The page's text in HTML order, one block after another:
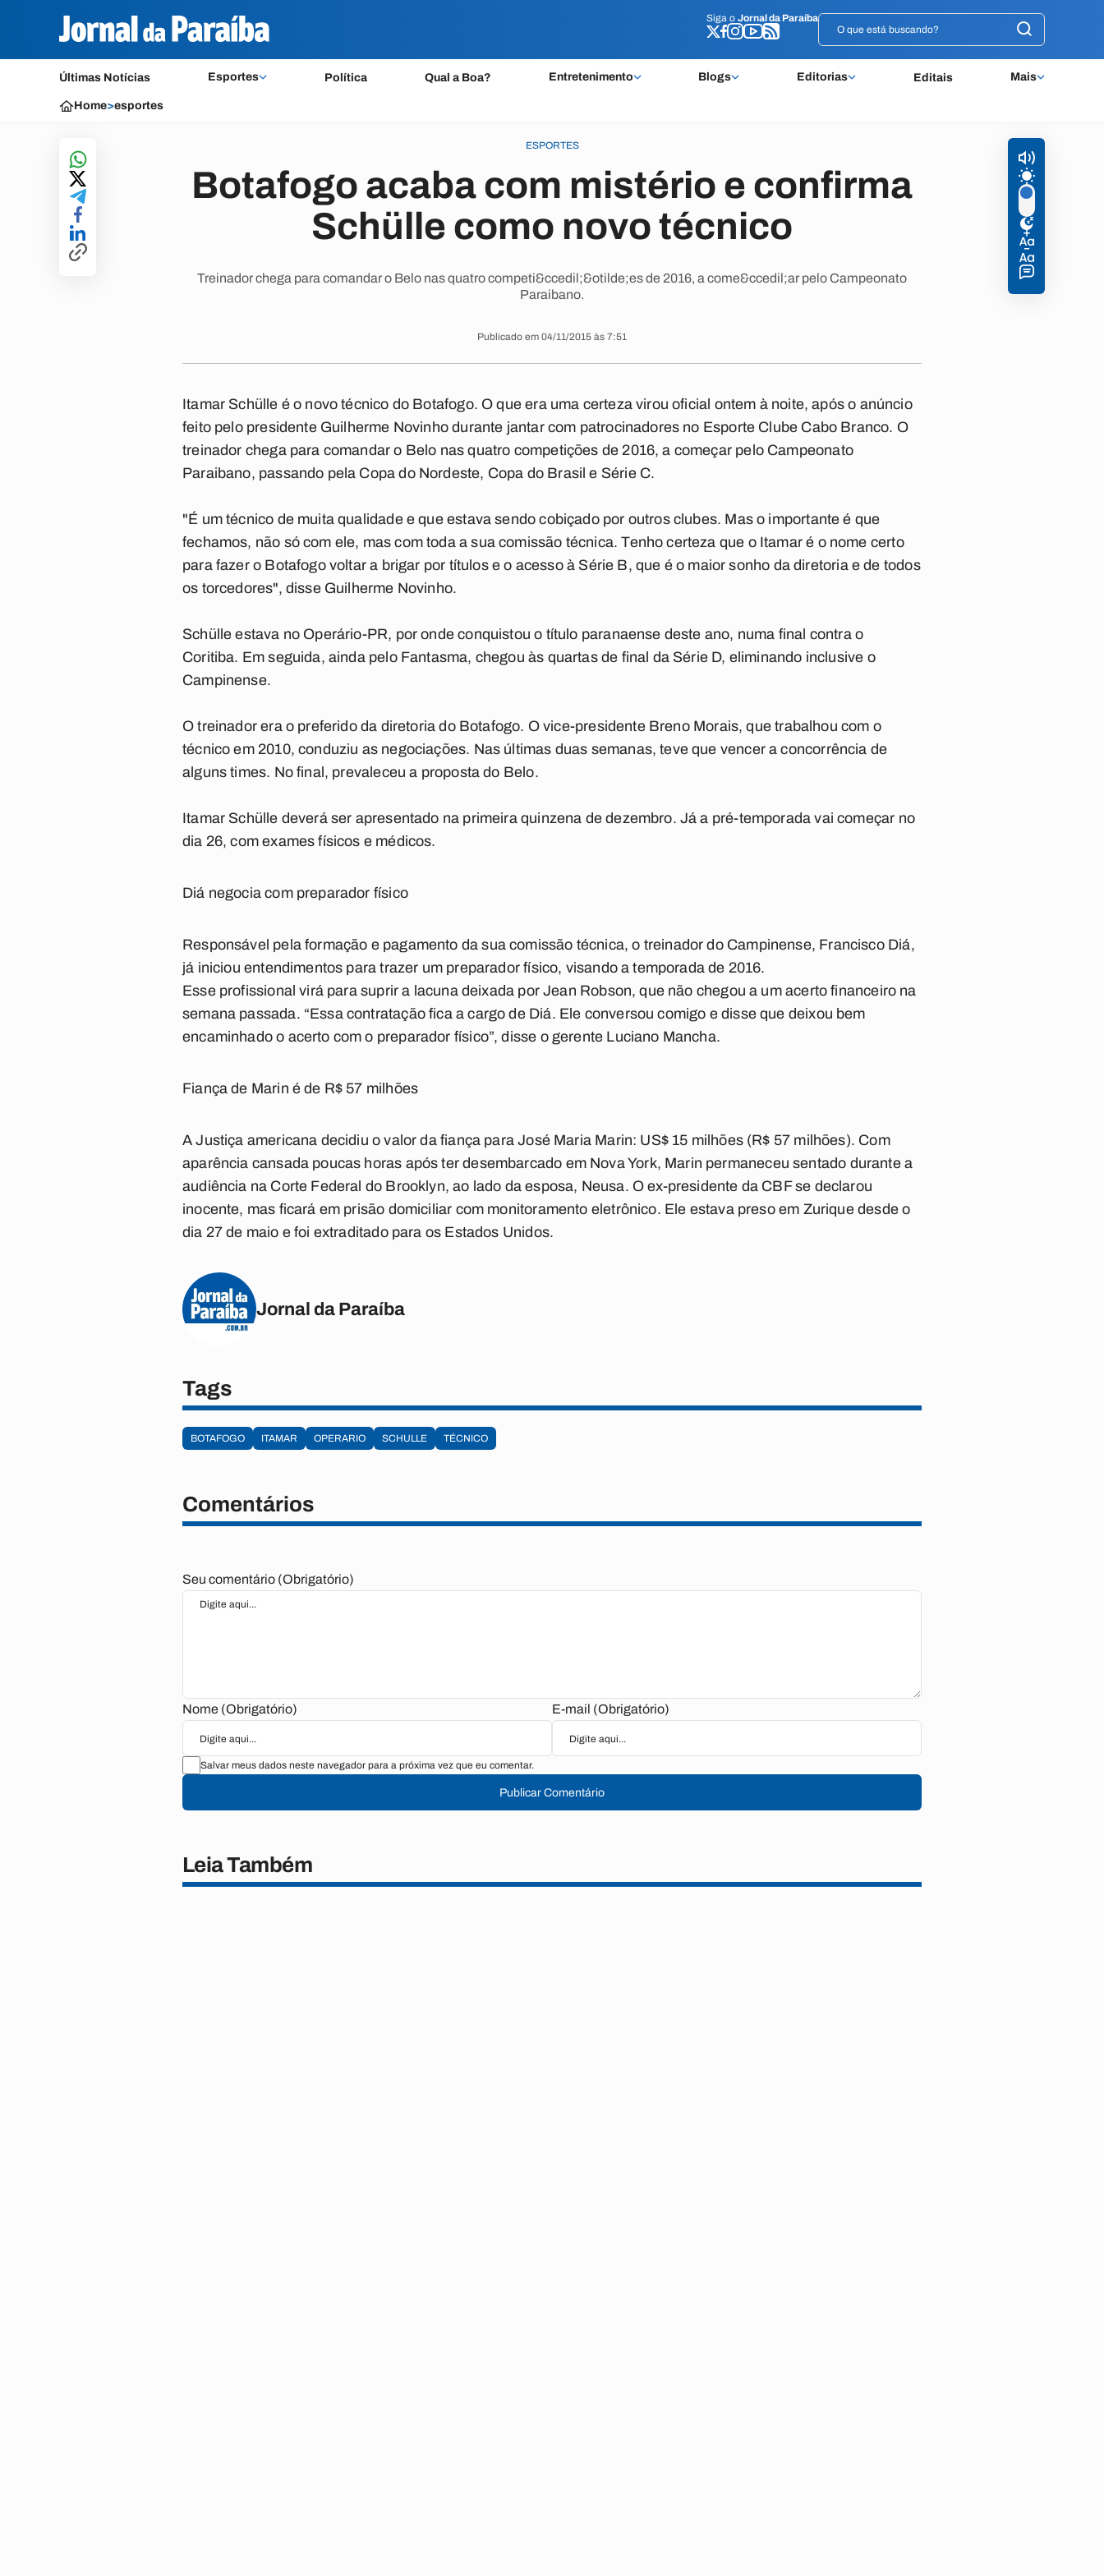
Siga o Jornal da Paraíba
Últimas Notícias Esportes Política Qual a Boa? Entretenimento Blogs Editorias Editais Mais
Siga o Jornal da Paraíba
Home>esportes
ESPORTES
Botafogo acaba com mistério e confirma
Schülle como novo técnico
Treinador chega para comandar o Belo nas quatro competi&ccedil;&otilde;es de 2016, a come&ccedil;ar pelo Campeonato
Paraibano.
Publicado em 04/11/2015 às 7:51
Itamar Schülle é o novo técnico do Botafogo. O que era uma certeza virou oficial ontem à noite, após o anúncio
feito pelo presidente Guilherme Novinho durante jantar com patrocinadores no Esporte Clube Cabo Branco. O
treinador chega para comandar o Belo nas quatro competições de 2016, a começar pelo Campeonato
Paraibano, passando pela Copa do Nordeste, Copa do Brasil e Série C.
"É um técnico de muita qualidade e que estava sendo cobiçado por outros clubes. Mas o importante é que
fechamos, não só com ele, mas com toda a sua comissão técnica. Tenho certeza que o Itamar é o nome certo
para fazer o Botafogo voltar a brigar por títulos e o acesso à Série B, que é o maior sonho da diretoria e de todos
os torcedores", disse Guilherme Novinho.
Schülle estava no Operário-PR, por onde conquistou o título paranaense deste ano, numa final contra o
Coritiba. Em seguida, ainda pelo Fantasma, chegou às quartas de final da Série D, eliminando inclusive o
Campinense.
O treinador era o preferido da diretoria do Botafogo. O vice-presidente Breno Morais, que trabalhou com o
técnico em 2010, conduziu as negociações. Nas últimas duas semanas, teve que vencer a concorrência de
alguns times. No final, prevaleceu a proposta do Belo.
Itamar Schülle deverá ser apresentado na primeira quinzena de dezembro. Já a pré-temporada vai começar no
dia 26, com exames físicos e médicos.
Diá negocia com preparador físico
Responsável pela formação e pagamento da sua comissão técnica, o treinador do Campinense, Francisco Diá,
já iniciou entendimentos para trazer um preparador físico, visando a temporada de 2016.
Esse profissional virá para suprir a lacuna deixada por Jean Robson, que não chegou a um acerto financeiro na
semana passada. “Essa contratação fica a cargo de Diá. Ele conversou comigo e disse que deixou bem
encaminhado o acerto com o preparador físico”, disse o gerente Luciano Mancha.
Fiança de Marin é de R$ 57 milhões
A Justiça americana decidiu o valor da fiança para José Maria Marin: US$ 15 milhões (R$ 57 milhões). Com
aparência cansada poucas horas após ter desembarcado em Nova York, Marin permaneceu sentado durante a
audiência na Corte Federal do Brooklyn, ao lado da esposa, Neusa. O ex-presidente da CBF se declarou
inocente, mas ficará em prisão domiciliar com monitoramento eletrônico. Ele estava preso em Zurique desde o
dia 27 de maio e foi extraditado para os Estados Unidos.
Jornal da Paraíba
Tags
BOTAFOGO ITAMAR OPERARIO SCHULLE TÉCNICO
Comentários
Seu comentário (Obrigatório)
Nome (Obrigatório) E-mail (Obrigatório)
Salvar meus dados neste navegador para a próxima vez que eu comentar.
Publicar Comentário
Leia Também